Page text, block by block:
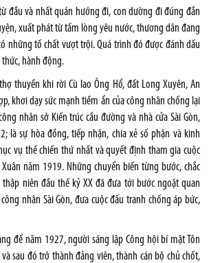
đầu và nhất quán hướng đi, con dường đi đúng đắn
xuất phát từ tấm lòng yêu nước, thương dân đang
những tố chất vượt trội. Quá trình đó được đánh dấu
hành động.
thuyền khi rời Cù lao Ông Hổ, đất Long Xuyên, An
khơi dạy sức mạnh tiềm ẩn của công nhân chống lại
nhân sở Kiến trúc cầu đường và nhà cửa Sài Gòn,
là sự hòa đồng, tiếp nhận, chia xẻ số phận và kinh
vụ thế chiến thứ nhất và quyết định tham gia cuộc
năm 1919. Những chuyển biến từng bước, chắc
niên đầu thế kỷ XX đã đưa tới bước ngoặt quan
nhân Sài Gòn, đưa cuộc đấu tranh chống áp bức,
để năm 1927, người sáng lập Công hội bí mật Tôn
sau đó trở thành đảng viên, thành cán bộ chủ chốt,